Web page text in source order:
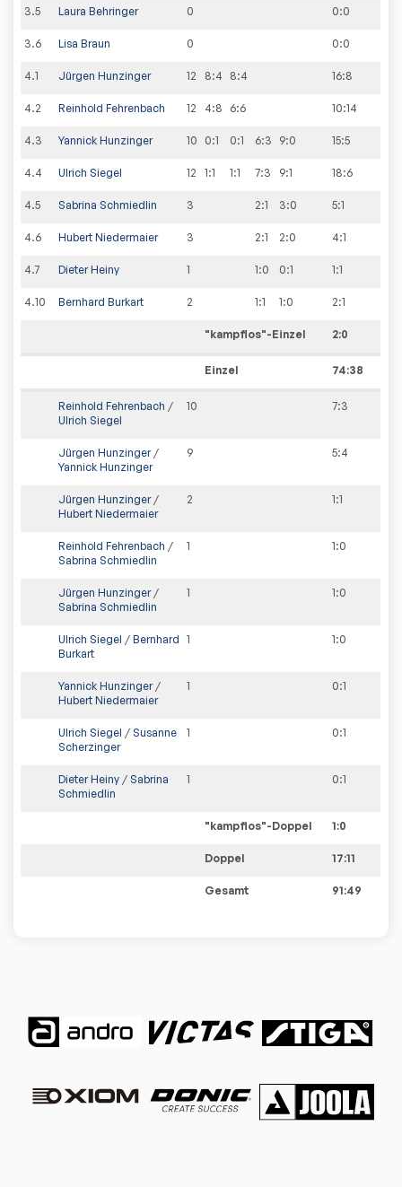
3.5 Laura Behringer 0 0:0
3.6 Lisa Braun 0 0:0
4.1 Jürgen Hunzinger 12 8:4 8:4 16:8
4.2 Reinhold Fehrenbach 12 4:8 6:6 10:14
4.3 Yannick Hunzinger 10 0:1 0:1 6:3 9:0 15:5
4.4 Ulrich Siegel 12 1:1 1:1 7:3 9:1 18:6
4.5 Sabrina Schmiedlin 3 2:1 3:0 5:1
4.6 Hubert Niedermaier 3 2:1 2:0 4:1
4.7 Dieter Heiny 1 1:0 0:1 1:1
4.10 Bernhard Burkart 2 1:1 1:0 2:1
"kampflos"-Einzel 2:0
Einzel 74:38
Reinhold Fehrenbach /
Ulrich Siegel
10 7:3
Jürgen Hunzinger/
Yannick Hunzinger
9 5:4
Jürgen Hunzinger/
Hubert Niedermaier
2 1:1
Reinhold Fehrenbach /
Sabrina Schmiedlin
1 1:0
Jürgen Hunzinger/
Sabrina Schmiedlin
1 1:0
Ulrich Siegel / Bernhard
Burkart
1 1:0
Yannick Hunzinger/
Hubert Niedermaier
1 0:1
Ulrich Siegel / Susanne
Scherzinger
1 0:1
Dieter Heiny / Sabrina
Schmiedlin
1 0:1
"kampflos"-Doppel 1:0
Doppel 17:11
Gesamt 91:49